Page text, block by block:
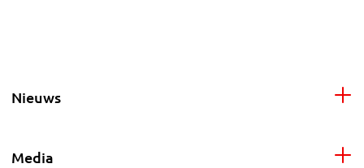
Nieuws
Media